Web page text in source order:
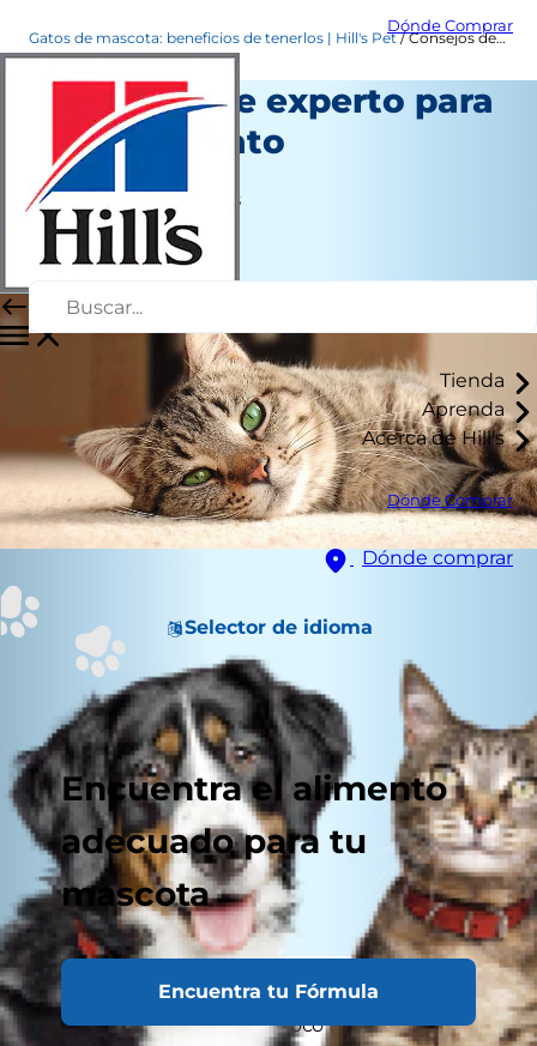
Dónde Comprar
Tienda
Aprenda
Acerca de Hill's
Dónde Comprar
Dónde comprar
Selector de idioma
Encuentra el alimento
adecuado para tu
mascota
Encuentra tu Fórmula
Gatos de mascota: beneficios de tenerlos | Hill's Pet Consejos de experto para tener un gato
Consejos de experto para
tener un gato
Nuevo propietario
Jean Marie Bauhaus
Agosto 08, 2016
Si eres nuevo en esto de ser el dueño de un
gato, puedes sentirte un poco intimidado.